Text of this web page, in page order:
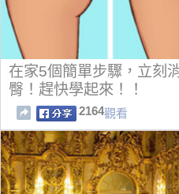
在家5個簡單步驟，立刻
臀！趕快學起來！！
2164觀看